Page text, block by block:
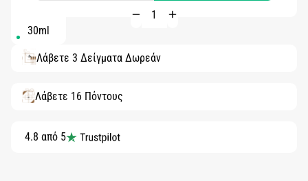
30ml
Λάβετε 3 Δείγματα Δωρεάν
Λάβετε 16 Πόντους
4.8 από 5